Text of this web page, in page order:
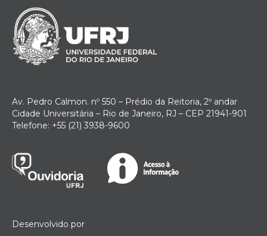
Av. Pedro Calmon. nº 550 – Prédio da Reitoria, 2º andar
Cidade Universitária – Rio de Janeiro, RJ – CEP 21941-901
Telefone: +55 (21) 3938-9600
Desenvolvido por